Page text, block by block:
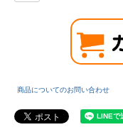
商品についてのお問い合わせ